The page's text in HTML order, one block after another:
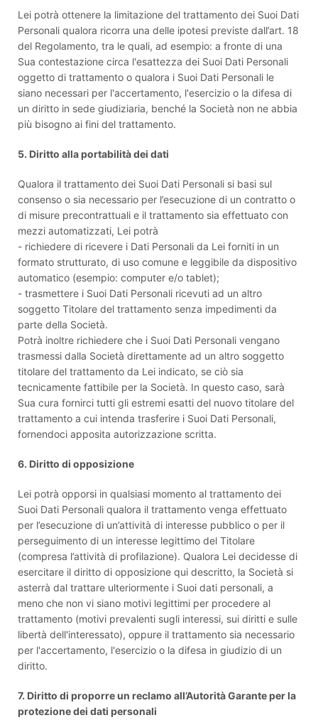
Lei potrà ottenere la limitazione del trattamento dei Suoi Dati
Personali qualora ricorra una delle ipotesi previste dall’art. 18
del Regolamento, tra le quali, ad esempio: a fronte di una
Sua contestazione circa l'esattezza dei Suoi Dati Personali
oggetto di trattamento o qualora i Suoi Dati Personali le
siano necessari per l'accertamento, l'esercizio o la difesa di
un diritto in sede giudiziaria, benché la Società non ne abbia
più bisogno ai fini del trattamento.
5. Diritto alla portabilità dei dati
Qualora il trattamento dei Suoi Dati Personali si basi sul
consenso o sia necessario per l’esecuzione di un contratto o
di misure precontrattuali e il trattamento sia effettuato con
mezzi automatizzati, Lei potrà
- richiedere di ricevere i Dati Personali da Lei forniti in un
formato strutturato, di uso comune e leggibile da dispositivo
automatico (esempio: computer e/o tablet);
- trasmettere i Suoi Dati Personali ricevuti ad un altro
soggetto Titolare del trattamento senza impedimenti da
parte della Società.
Potrà inoltre richiedere che i Suoi Dati Personali vengano
trasmessi dalla Società direttamente ad un altro soggetto
titolare del trattamento da Lei indicato, se ciò sia
tecnicamente fattibile per la Società. In questo caso, sarà
Sua cura fornirci tutti gli estremi esatti del nuovo titolare del
trattamento a cui intenda trasferire i Suoi Dati Personali,
fornendoci apposita autorizzazione scritta.
6. Diritto di opposizione
Lei potrà opporsi in qualsiasi momento al trattamento dei
Suoi Dati Personali qualora il trattamento venga effettuato
per l’esecuzione di un’attività di interesse pubblico o per il
perseguimento di un interesse legittimo del Titolare
(compresa l’attività di profilazione). Qualora Lei decidesse di
esercitare il diritto di opposizione qui descritto, la Società si
asterrà dal trattare ulteriormente i Suoi dati personali, a
meno che non vi siano motivi legittimi per procedere al
trattamento (motivi prevalenti sugli interessi, sui diritti e sulle
libertà dell'interessato), oppure il trattamento sia necessario
per l'accertamento, l'esercizio o la difesa in giudizio di un
diritto.
7. Diritto di proporre un reclamo all’Autorità Garante per la
protezione dei dati personali